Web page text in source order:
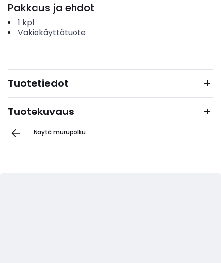
Pakkaus ja ehdot
1 kpl
Vakiokäyttötuote
Tuotetiedot
Tuotekuvaus
Näytä murupolku